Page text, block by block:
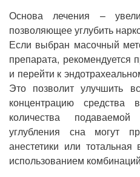
Основа лечения –
позволяющее углубить
Если выбран масочный
препарата, рекомендуется
и перейти к
Это позволит улучшить
концентрацию средства
количества
углубления сна могут
анестетики или тотальная
использованием